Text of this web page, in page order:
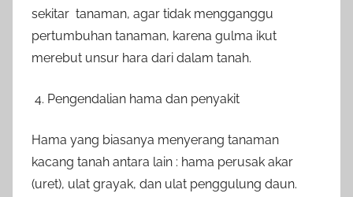
sekitar tanaman, agar tidak mengganggu
pertumbuhan tanaman, karena gulma ikut
merebut unsur hara dari dalam tanah.
Pengendalian hama dan penyakit
Hama yang biasanya menyerang tanaman
kacang tanah antara lain : hama perusak akar
(uret), ulat grayak, dan ulat penggulung daun.